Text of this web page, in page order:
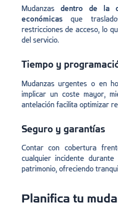
Mudanzas dentro de la
económicasque
restricciones de acceso, lo
del servicio.
Tiempo y
Mudanzas urgentes o en
implicar un coste mayor,
antelación facilita optimizar
Seguro y garantías
Contar con cobertura
cualquier incidente
patrimonio, ofreciendo
Planifica tu